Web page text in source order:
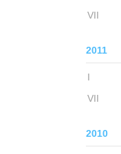
VII
2011
I
VII
2010